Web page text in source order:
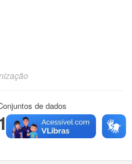
de dados